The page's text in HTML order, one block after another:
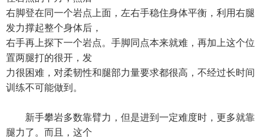
右脚登在同一个岩点上面，左右手稳住身体平衡，利用右腿
发力撑起整个身体后，
右手再上探下一个岩点。手脚同点本来就难，再加上这个位
置两腿打的很开，发
力很困难，对柔韧性和腿部力量要求都很高，不经过长时间
训练不可能做到。
新手攀岩多数靠臂力，但是进到一定难度时，更多就靠
腿力了。而且，这个